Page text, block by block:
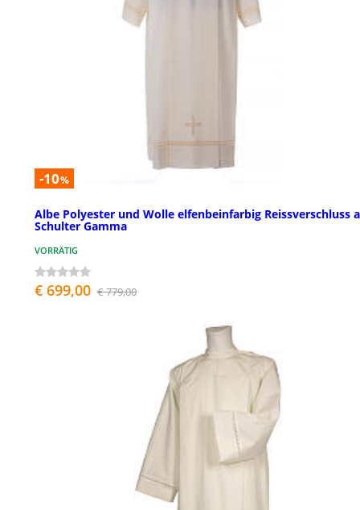
-10%
Albe Polyester und Wolle elfenbeinfarbig Reissverschluss
Schulter Gamma
VORRÄTIG
€ 699,00 € 779,00